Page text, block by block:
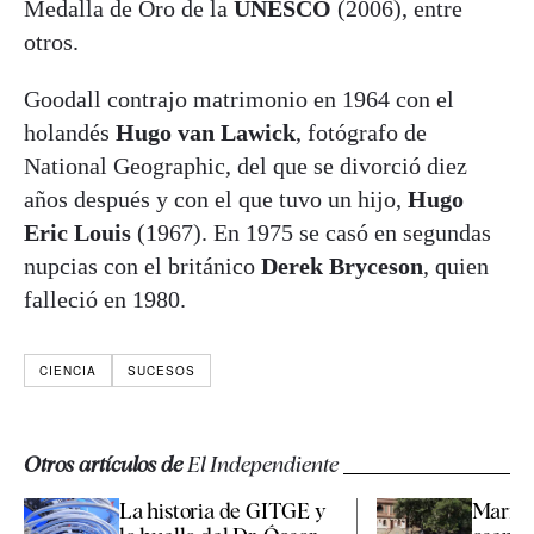
Medalla de Oro de la UNESCO (2006), entre
otros.
Goodall contrajo matrimonio en 1964 con el
holandés Hugo van Lawick, fotógrafo de
National Geographic, del que se divorció diez
años después y con el que tuvo un hijo, Hugo
Eric Louis (1967). En 1975 se casó en segundas
nupcias con el británico Derek Bryceson, quien
falleció en 1980.
CIENCIA SUCESOS
Otros artículos deEl Independiente
La historia de GITGE y